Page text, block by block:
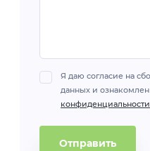
Я даю согласие на
данных и ознакомлен
конфиденциальности
Отправить